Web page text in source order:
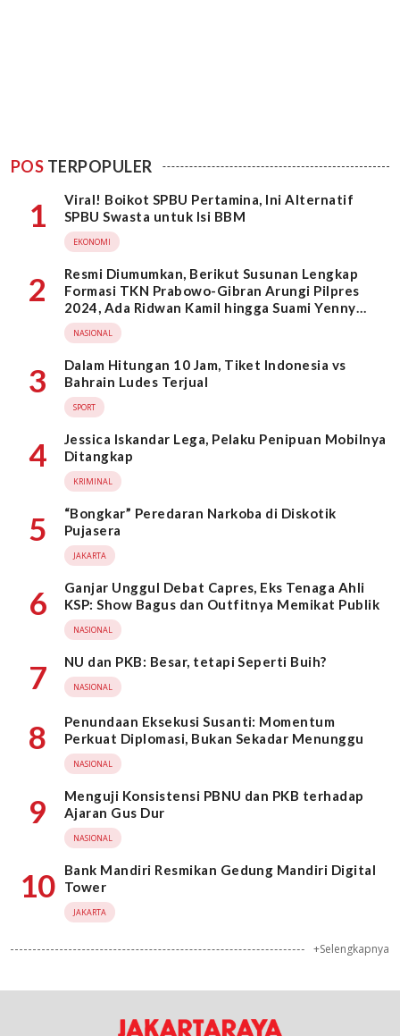
POS TERPOPULER
1
Viral! Boikot SPBU Pertamina, Ini Alternatif
SPBU Swasta untuk Isi BBM
EKONOMI
2
Resmi Diumumkan, Berikut Susunan Lengkap
Formasi TKN Prabowo-Gibran Arungi Pilpres
2024, Ada Ridwan Kamil hingga Suami Yenny
Wahid
NASIONAL
3
Dalam Hitungan 10 Jam, Tiket Indonesia vs
Bahrain Ludes Terjual
SPORT
4
Jessica Iskandar Lega, Pelaku Penipuan Mobilnya
Ditangkap
KRIMINAL
5
“Bongkar” Peredaran Narkoba di Diskotik
Pujasera
JAKARTA
6
Ganjar Unggul Debat Capres, Eks Tenaga Ahli
KSP: Show Bagus dan Outfitnya Memikat Publik
NASIONAL
7 NU dan PKB: Besar, tetapi Seperti Buih?
NASIONAL
8
Penundaan Eksekusi Susanti: Momentum
Perkuat Diplomasi, Bukan Sekadar Menunggu
NASIONAL
9
Menguji Konsistensi PBNU dan PKB terhadap
Ajaran Gus Dur
NASIONAL
10
Bank Mandiri Resmikan Gedung Mandiri Digital
Tower
JAKARTA
+Selengkapnya